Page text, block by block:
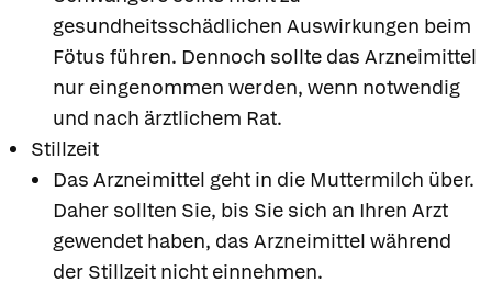
gesundheitsschädlichen Auswirkungen beim
Fötus führen. Dennoch sollte das Arzneimittel
nur eingenommen werden, wenn notwendig
und nach ärztlichem Rat.
Stillzeit
Das Arzneimittel geht in die Muttermilch über.
Daher sollten Sie, bis Sie sich an Ihren Arzt
gewendet haben, das Arzneimittel während
der Stillzeit nicht einnehmen.